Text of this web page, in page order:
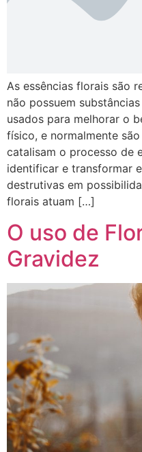
As essências florais são
não possuem
usados para melhorar o
físico, e normalmente
catalisam o processo de
identificar e transformar
destrutivas em
florais atuam […]
O uso de
Gravidez